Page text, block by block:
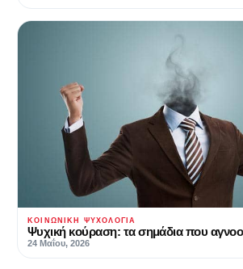
ΚΟΙΝΩΝΙΚΉ ΨΥΧΟΛΟΓΊΑ
Ψυχική κούραση: τα σημάδια που
24 Μαΐου, 2026